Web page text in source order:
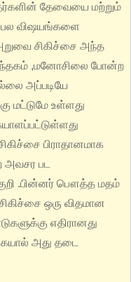
தேவையை மற்றும்
விஷயங்களை
சிகிச்சை அந்த
,மனோசிலை போன்ற
அப்படியே
மட்டுமே உள்ளது
பிராதானமாக
அவசர பட
.பின்னர் பௌத்த மதம்
ஒரு விதமான
எதிரானது
அது தடை